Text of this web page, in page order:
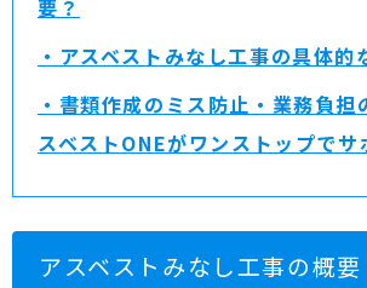
要？
・アスベストみなし工事の具体的
・書類作成のミス防止・業務負担
スベストONEがワンストップでサ
アスベストみなし工事の概要